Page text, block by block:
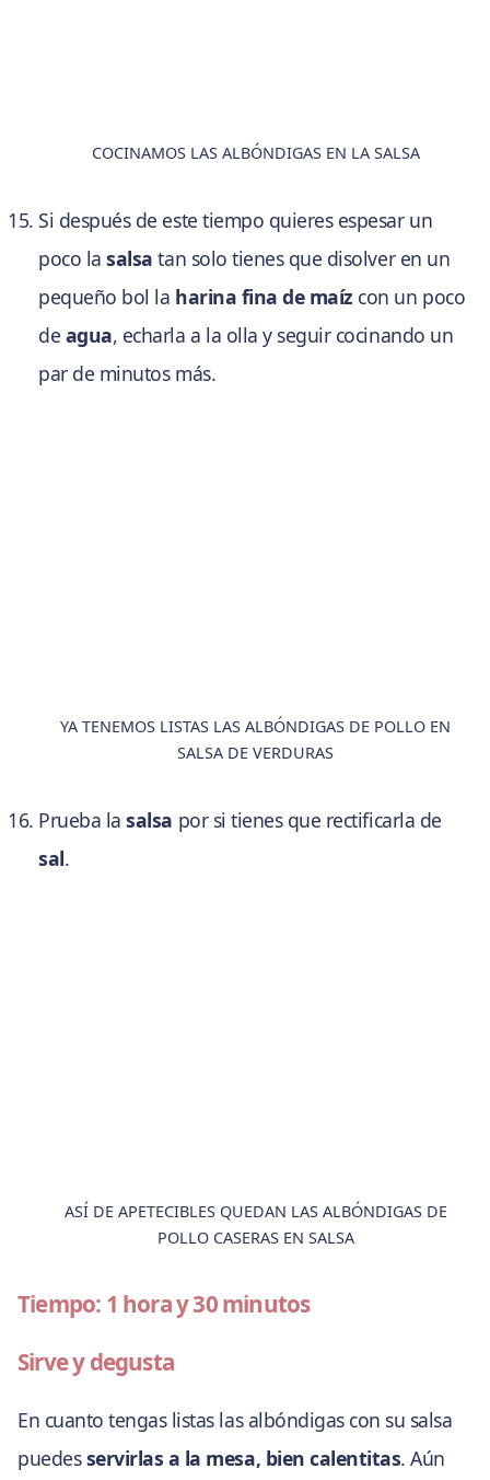
COCINAMOS LAS ALBÓNDIGAS EN LA SALSA
Si después de este tiempo quieres espesar un
poco lasalsa tan solo tienes que disolver en un
pequeño bol la harina fina de maíz con un poco
de agua, echarla a la olla y seguir cocinando un
par de minutos más.
YA TENEMOS LISTAS LAS ALBÓNDIGAS DE POLLO EN
SALSA DE VERDURAS
Prueba lasalsa por si tienes que rectificarla de
sal.
ASÍ DE APETECIBLES QUEDAN LAS ALBÓNDIGAS DE
POLLO CASERAS EN SALSA
Tiempo: 1 hora y 30 minutos
Sirve y degusta
En cuanto tengas listas las albóndigas con su salsa
puedesservirlas a la mesa, bien calentitas. Aún